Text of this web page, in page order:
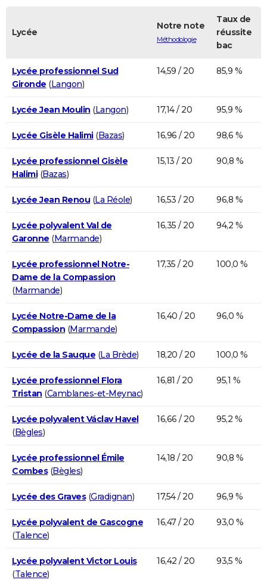
Lycée
Notre note
Méthodologie
Taux de
réussite
bac
Lycée professionnel Sud
Gironde (Langon)
14,59 / 20 85,9 %
Lycée Jean Moulin (Langon) 17,14 / 20 95,9 %
Lycée Gisèle Halimi(Bazas) 16,96 / 20 98,6 %
Lycée professionnel Gisèle
Halimi(Bazas)
15,13 / 20 90,8 %
Lycée Jean Renou (La Réole) 16,53 / 20 96,8 %
Lycée polyvalent Val de
Garonne (Marmande)
16,35 / 20 94,2 %
Lycée professionnel Notre-
Dame de la Compassion
(Marmande)
17,35 / 20 100,0 %
Lycée Notre-Dame de la
Compassion (Marmande)
16,40 / 20 96,0 %
Lycée de la Sauque (La Brède) 18,20 / 20 100,0 %
Lycée professionnel Flora
Tristan (Camblanes-et-Meynac)
16,81 / 20 95,1 %
Lycée polyvalent Václav Havel
(Bègles)
16,66 / 20 95,2 %
Lycée professionnel Émile
Combes(Bègles)
14,18 / 20 90,8 %
Lycée des Graves(Gradignan) 17,54 / 20 96,9 %
Lycée polyvalent de Gascogne
(Talence)
16,47 / 20 93,0 %
Lycée polyvalent Victor Louis
(Talence)
16,42 / 20 93,5 %